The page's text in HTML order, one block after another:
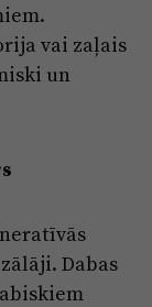
vai zaļais
un
Dabas